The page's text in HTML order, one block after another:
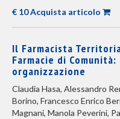
€ 10 Acquista articolo
Il Farmacista
Farmacie di
organizzazione
Claudia Hasa, Alessandro
Borino, Francesco Enrico
Magnani, Manola Peverini,